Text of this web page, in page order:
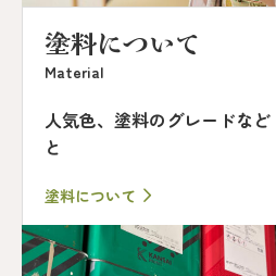
塗料について
Material
人気色、塗料のグレードな
と
塗料について